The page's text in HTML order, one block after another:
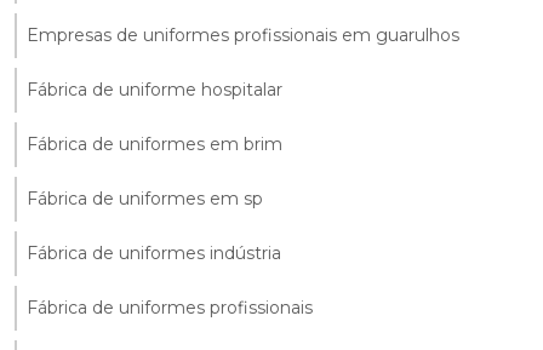
Empresas de uniformes profissionais em guarulhos
Fábrica de uniforme hospitalar
Fábrica de uniformes em brim
Fábrica de uniformes em sp
Fábrica de uniformes indústria
Fábrica de uniformes profissionais